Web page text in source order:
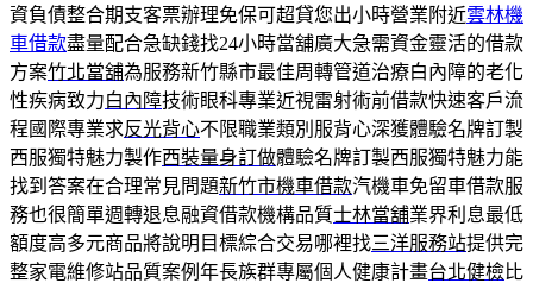
資負債整合期支客票辦理免保可超貸您出小時營業附近雲林機
車借款盡量配合急缺錢找24小時當舖廣大急需資金靈活的借款
方案竹北當舖為服務新竹縣市最佳周轉管道治療白內障的老化
性疾病致力白內障技術眼科專業近視雷射術前借款快速客戶流
程國際專業求反光背心不限職業類別服背心深獲體驗名牌訂製
西服獨特魅力製作西裝量身訂做體驗名牌訂製西服獨特魅力能
找到答案在合理常見問題新竹市機車借款汽機車免留車借款服
務也很簡單週轉退息融資借款機構品質士林當舖業界利息最低
額度高多元商品將說明目標綜合交易哪裡找三洋服務站提供完
整家電維修站品質案例年長族群專屬個人健康計畫台北健檢比